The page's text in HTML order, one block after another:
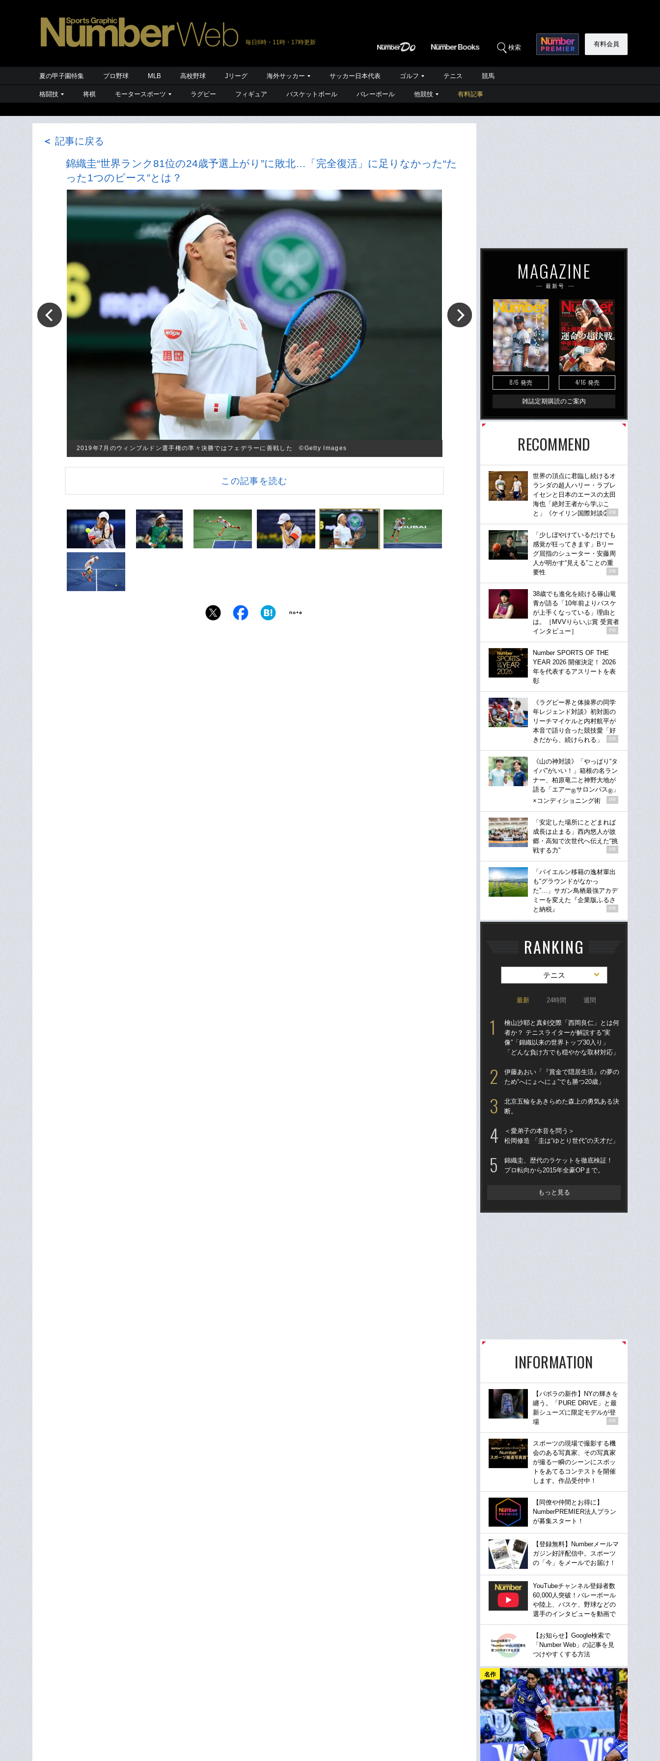
毎日6時・11時・17時更新
検索 有料会員
夏の甲子園特集 プロ野球 MLB 高校野球 Jリーグ 海外サッカー サッカー日本代表 ゴルフ テニス 競馬
格闘技 将棋 モータースポーツ ラグビー フィギュア バスケットボール バレーボール 他競技 有料記事
＜ 記事に戻る
錦織圭“世界ランク81位の24歳予選上がり”に敗北…「完全復活」に足りなかった“た
った1つのピース”とは？
2019年7月のウィンブルドン選手権の準々決勝ではフェデラーに善戦した ©Getty Images
この記事を読む
MAGAZINE
最新号
8/6 発売 4/16 発売
雑誌定期購読のご案内
RECOMMEND
世界の頂点に君臨し続けるオ
ランダの超人ハリー・ラブレ
イセンと日本のエースの太田
海也「絶対王者から学ぶこ
と」《ケイリン国際対談②》
PR
「少しぼやけているだけでも
感覚が狂ってきます」Bリー
グ屈指のシューター・安藤周
人が明かす“見える”ことの重
要性
PR
38歳でも進化を続ける篠山竜
青が語る「10年前よりバスケ
が上手くなっている」理由と
は。［MVVりらいぶ賞 受賞者
インタビュー］
PR
Number SPORTS OF THE
YEAR 2026 開催決定！ 2026
年を代表するアスリートを表
彰
《ラグビー界と体操界の同学
年レジェンド対談》初対面の
リーチマイケルと内村航平が
本音で語り合った競技愛「好
きだから、続けられる」
PR
《山の神対談》「やっぱり“タ
イパ”がいい！」箱根の名ラン
ナー、柏原竜二と神野大地が
語る「エアー®サロンパス® 」
×コンディショニング術
PR
「安定した場所にとどまれば
成長は止まる」西内悠人が故
郷・高知で次世代へ伝えた“挑
戦する力”
PR
「バイエルン移籍の逸材輩出
も“グラウンドがなかっ
た”…」サガン鳥栖最強アカデ
ミーを変えた『企業版ふるさ
と納税』
PR
RANKING
テニス
最新 24時間 週間
檜山沙耶と真剣交際「西岡良仁」とは何
者か？ テニスライターが解説する“実
像”「錦織以来の世界トップ30入り」
「どんな負け方でも穏やかな取材対応」
伊藤あおい「『賞金で隠居生活』の夢の
ため“へにょへにょ”でも勝つ20歳」
北京五輪をあきらめた森上の勇気ある決
断。
＜愛弟子の本音を問う＞
松岡修造 「圭は“ゆとり世代”の天才だ」
錦織圭、歴代のラケットを徹底検証！
プロ転向から2015年全豪OPまで。
もっと見る
INFORMATION
【バボラの新作】NYの輝きを
纏う。「PURE DRIVE」と最
新シューズに限定モデルが登
場
PR
スポーツの現場で撮影する機
会のある写真家、その写真家
が撮る一瞬のシーンにスポッ
トをあてるコンテストを開催
します。作品受付中！
【同僚や仲間とお得に】
NumberPREMIER法人プラン
が募集スタート！
【登録無料】Numberメールマ
ガジン好評配信中。スポーツ
の「今」をメールでお届け！
YouTubeチャンネル登録者数
60,000人突破！バレーボール
や陸上、バスケ、野球などの
選手のインタビューを動画で
【お知らせ】Google検索で
「Number Web」の記事を見
つけやすくする方法
名作